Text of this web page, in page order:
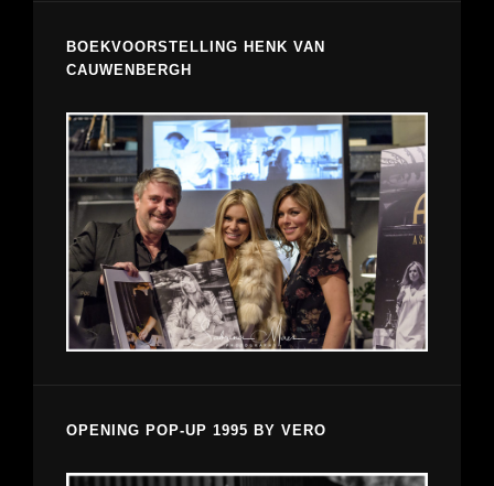
BOEKVOORSTELLING HENK VAN
CAUWENBERGH
OPENING POP-UP 1995 BY VERO